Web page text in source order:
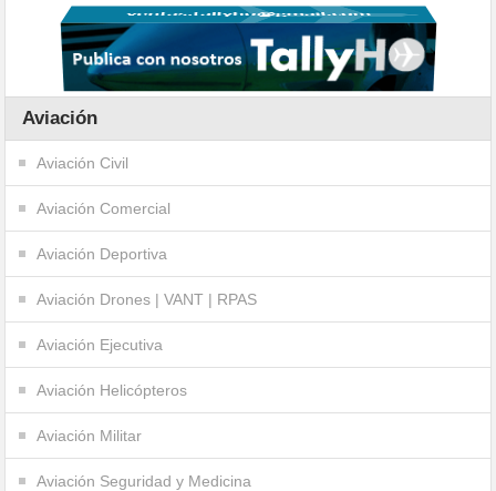
Aviación
Aviación Civil
Aviación Comercial
Aviación Deportiva
Aviación Drones | VANT | RPAS
Aviación Ejecutiva
Aviación Helicópteros
Aviación Militar
Aviación Seguridad y Medicina